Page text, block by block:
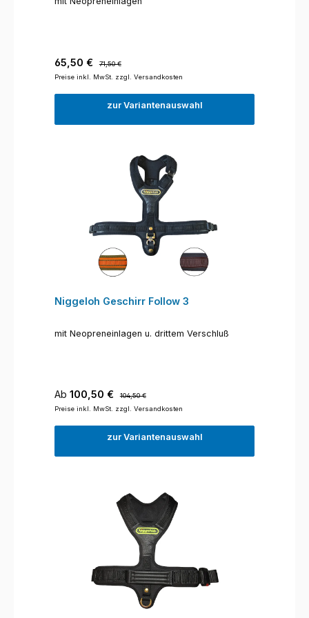
Verkaufspreis:
65,50 €
71,50 €
Preise inkl. MwSt. zzgl. Versandkosten
zur Variantenauswahl
Niggeloh Geschirr Follow 3
mit Neopreneinlagen u. drittem Verschluß
Verkaufspreis:
Ab 100,50 €
104,50 €
Preise inkl. MwSt. zzgl. Versandkosten
zur Variantenauswahl